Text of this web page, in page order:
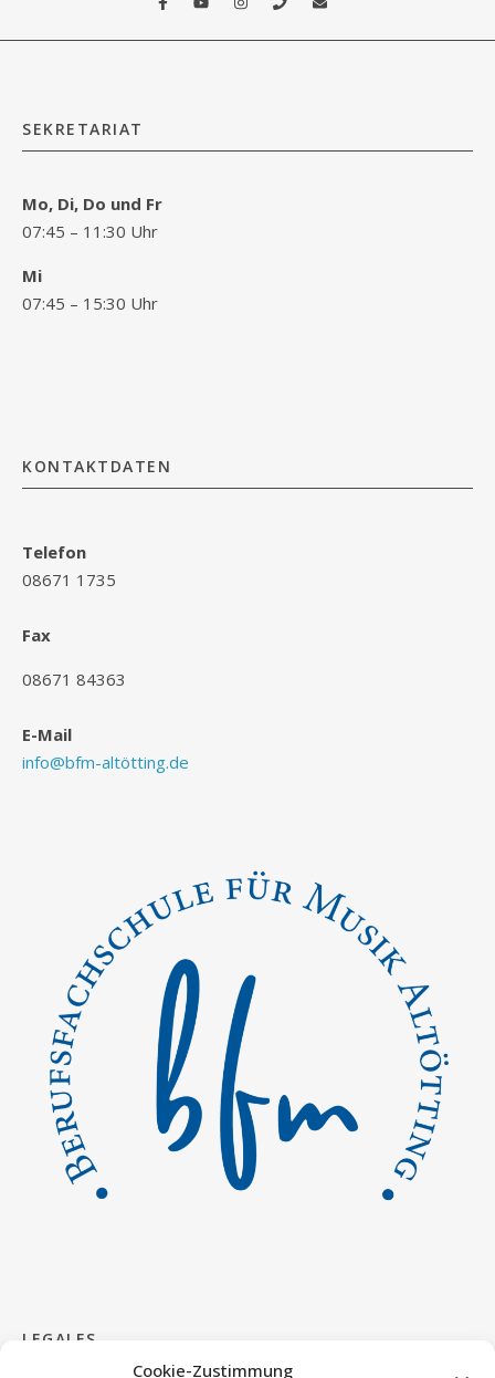
Cookie-Zustimmung
SEKRETARIAT
Mo, Di, Do und Fr
07:45 – 11:30 Uhr
Mi
07:45 – 15:30 Uhr
KONTAKTDATEN
Telefon
08671 1735
Fax
08671 84363
E-Mail
info@bfm-altötting.de
LEGALES